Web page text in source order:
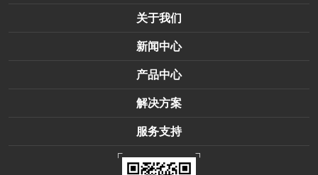
关于我们
新闻中心
产品中心
解决方案
服务支持